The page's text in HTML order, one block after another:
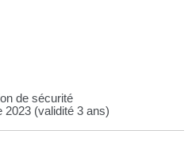
de sécurité
2023 (validité 3 ans)